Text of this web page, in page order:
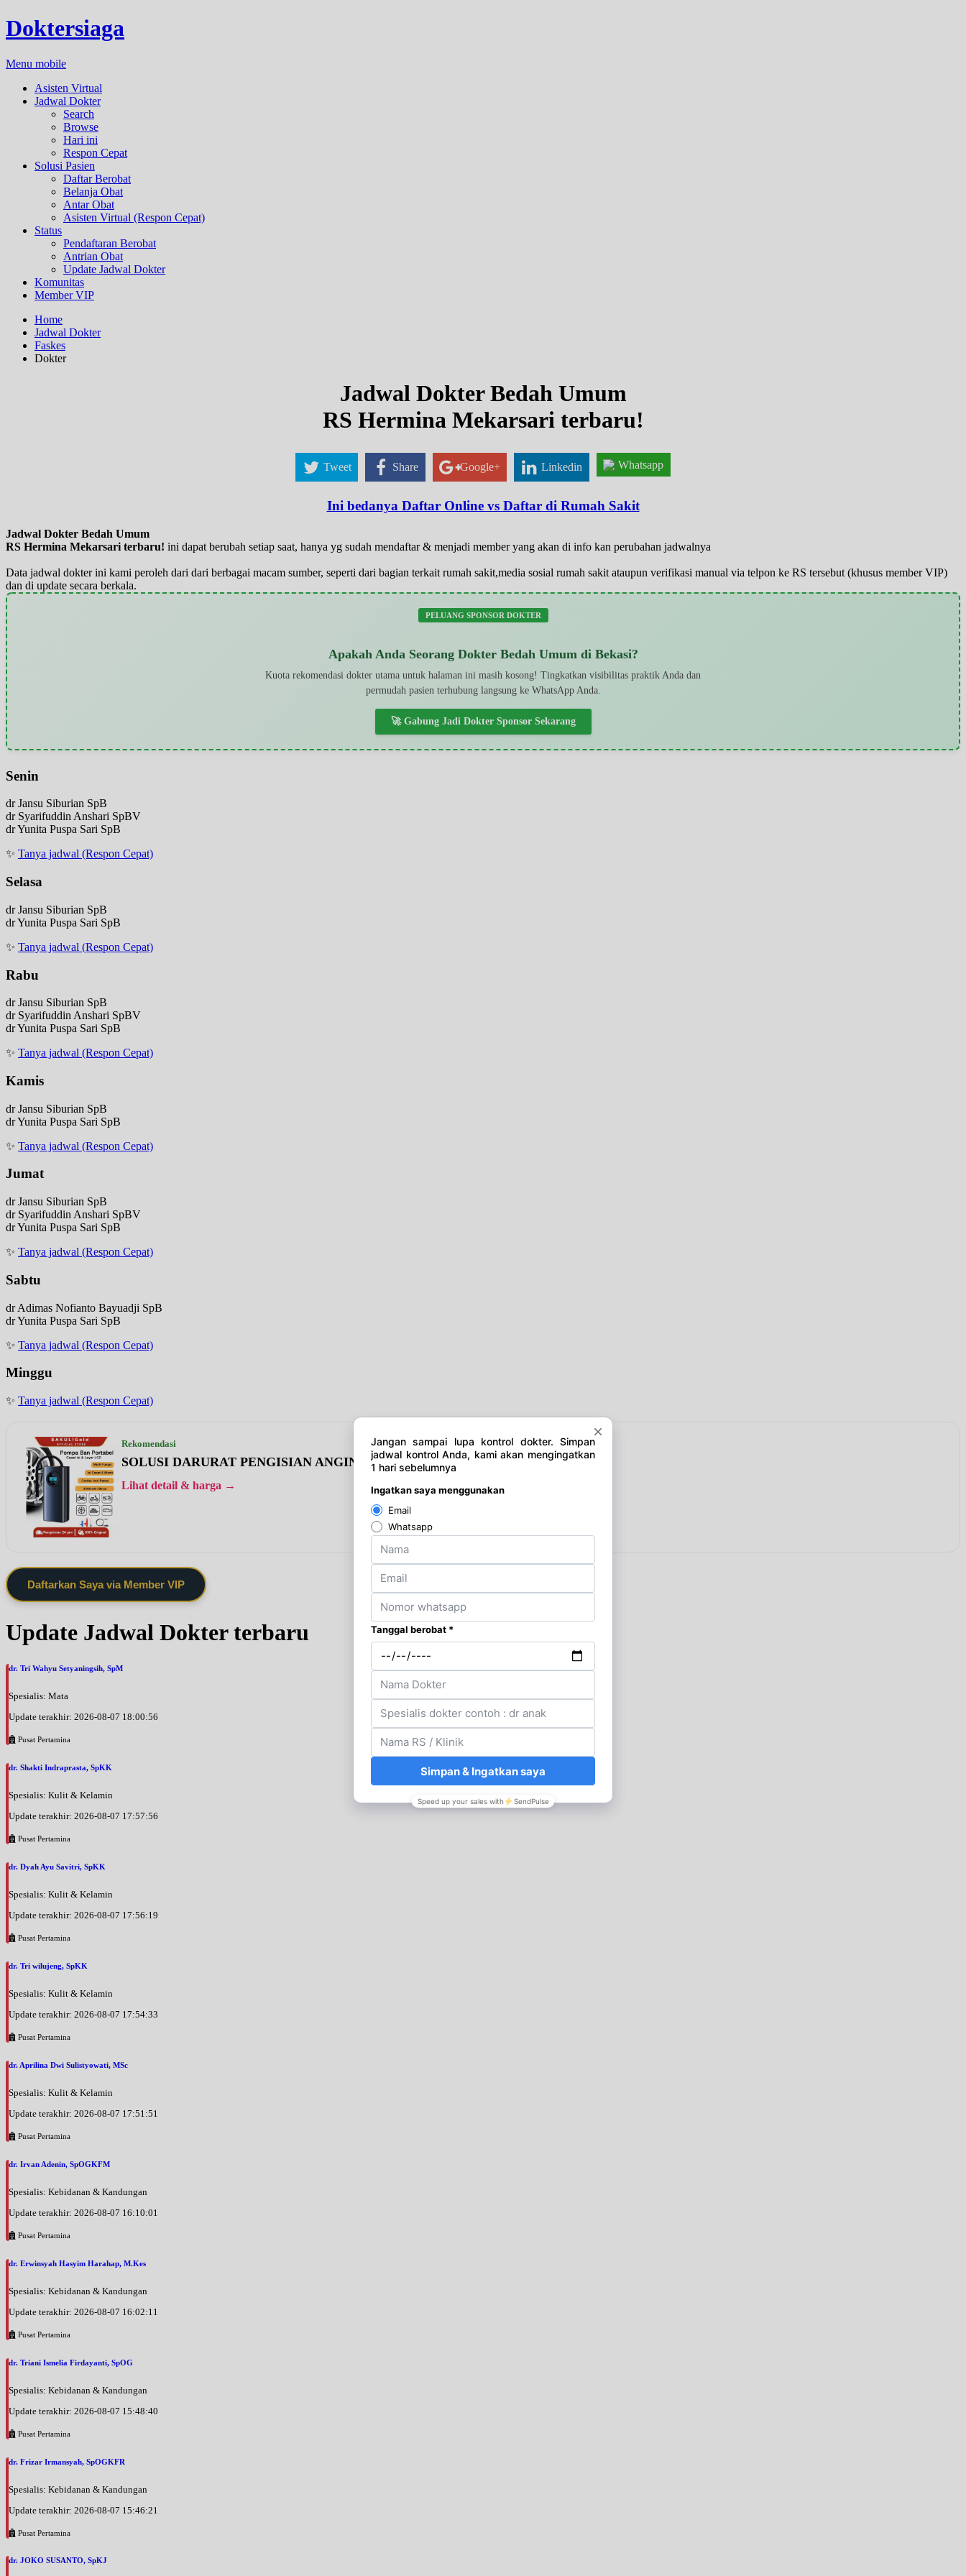
Doktersiaga
Menu mobile
Asisten Virtual
Jadwal Dokter
Search
Browse
Hari ini
Respon Cepat
Solusi Pasien
Daftar Berobat
Belanja Obat
Antar Obat
Asisten Virtual (Respon Cepat)
Status
Pendaftaran Berobat
Antrian Obat
Update Jadwal Dokter
Komunitas
Member VIP
Home
Jadwal Dokter
Faskes
Dokter
Jadwal Dokter Bedah Umum
RS Hermina Mekarsari terbaru!
Tweet Share Google+ Linkedin Whatsapp
Ini bedanya Daftar Online vs Daftar di Rumah Sakit
Jadwal Dokter Bedah Umum
RS Hermina Mekarsari terbaru! ini dapat berubah setiap saat, hanya yg sudah mendaftar & menjadi member yang akan di info kan perubahan jadwalnya
Data jadwal dokter ini kami peroleh dari dari berbagai macam sumber, seperti dari bagian terkait rumah sakit,media sosial rumah sakit ataupun verifikasi manual via telpon ke RS tersebut (khusus member VIP)
dan di update secara berkala.
PELUANG SPONSOR DOKTER
Apakah Anda Seorang Dokter Bedah Umum di Bekasi?
Kuota rekomendasi dokter utama untuk halaman ini masih kosong! Tingkatkan visibilitas praktik Anda dan
permudah pasien terhubung langsung ke WhatsApp Anda.
🚀 Gabung Jadi Dokter Sponsor Sekarang
Senin
dr Jansu Siburian SpB
dr Syarifuddin Anshari SpBV
dr Yunita Puspa Sari SpB
✨ Tanya jadwal (Respon Cepat)
Selasa
dr Jansu Siburian SpB
dr Yunita Puspa Sari SpB
✨ Tanya jadwal (Respon Cepat)
Rabu
dr Jansu Siburian SpB
dr Syarifuddin Anshari SpBV
dr Yunita Puspa Sari SpB
✨ Tanya jadwal (Respon Cepat)
Kamis
dr Jansu Siburian SpB
dr Yunita Puspa Sari SpB
✨ Tanya jadwal (Respon Cepat)
Jumat
dr Jansu Siburian SpB
dr Syarifuddin Anshari SpBV
dr Yunita Puspa Sari SpB
✨ Tanya jadwal (Respon Cepat)
Sabtu
dr Adimas Nofianto Bayuadji SpB
dr Yunita Puspa Sari SpB
✨ Tanya jadwal (Respon Cepat)
Minggu
✨ Tanya jadwal (Respon Cepat)
Rekomendasi
SOLUSI DARURAT PENGISIAN ANGIN DI JALAN!
Lihat detail & harga →
Daftarkan Saya via Member VIP
Update Jadwal Dokter terbaru
dr. Tri Wahyu Setyaningsih, SpM
Spesialis: Mata
Update terakhir: 2026-08-07 18:00:56
Pusat Pertamina
dr. Shakti Indraprasta, SpKK
Spesialis: Kulit & Kelamin
Update terakhir: 2026-08-07 17:57:56
Pusat Pertamina
dr. Dyah Ayu Savitri, SpKK
Spesialis: Kulit & Kelamin
Update terakhir: 2026-08-07 17:56:19
Pusat Pertamina
dr. Tri wilujeng, SpKK
Spesialis: Kulit & Kelamin
Update terakhir: 2026-08-07 17:54:33
Pusat Pertamina
dr. Aprilina Dwi Sulistyowati, MSc
Spesialis: Kulit & Kelamin
Update terakhir: 2026-08-07 17:51:51
Pusat Pertamina
dr. Irvan Adenin, SpOGKFM
Spesialis: Kebidanan & Kandungan
Update terakhir: 2026-08-07 16:10:01
Pusat Pertamina
dr. Erwinsyah Hasyim Harahap, M.Kes
Spesialis: Kebidanan & Kandungan
Update terakhir: 2026-08-07 16:02:11
Pusat Pertamina
dr. Triani Ismelia Firdayanti, SpOG
Spesialis: Kebidanan & Kandungan
Update terakhir: 2026-08-07 15:48:40
Pusat Pertamina
dr. Frizar Irmansyah, SpOGKFR
Spesialis: Kebidanan & Kandungan
Update terakhir: 2026-08-07 15:46:21
Pusat Pertamina
dr. JOKO SUSANTO, SpKJ